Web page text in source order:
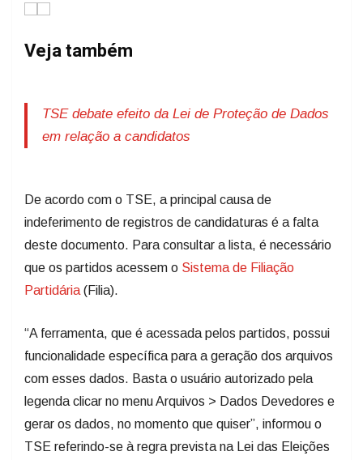
Veja também
TSE debate efeito da Lei de Proteção de Dados
em relação a candidatos
De acordo com o TSE, a principal causa de
indeferimento de registros de candidaturas é a falta
deste documento. Para consultar a lista, é necessário
que os partidos acessem o Sistema de Filiação
Partidária(Filia).
“A ferramenta, que é acessada pelos partidos, possui
funcionalidade específica para a geração dos arquivos
com esses dados. Basta o usuário autorizado pela
legenda clicar no menu Arquivos > Dados Devedores e
gerar os dados, no momento que quiser”, informou o
TSE referindo-se à regra prevista na Lei das Eleições